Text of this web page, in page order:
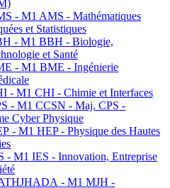
- M1 AMS - Mathématiques
et Statistiques
- M1 BBH - Biologie,
et Santé
- M1 BME - Ingénierie
- M1 CHI - Chimie et Interfaces
- M1 CCSN - Maj. CPS -
Cyber Physique
- M1 HEP - Physique des Hautes
- M1 IES - Innovation, Entreprise
- M1 MJH -